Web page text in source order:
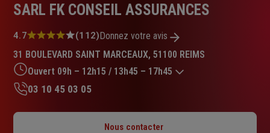
SARL FK CONSEIL ASSURANCES
Note
4.7
sur
5
étoiles
4.7 (112)Donnez votre avis
31 BOULEVARD SAINT MARCEAUX, 51100 REIMS
Ouvert 09h – 12h15 / 13h45 – 17h45
Mardi : 09h – 12h15 / 13h45 – 17h45
03 10 45 03 05
Nous contacter